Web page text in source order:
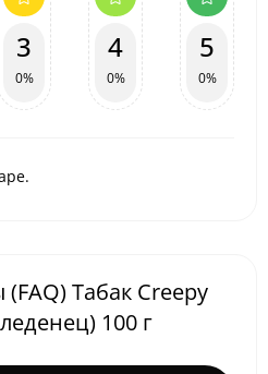
3
0%
4
0%
5
0%
Табак Creepy
100 г